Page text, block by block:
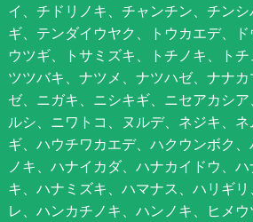
イ、チドリノキ、チャンチン、チン
ギ、テンダイウヤク、トウカエデ、
ウツギ、トサミズキ、トチノキ、ト
ツツバキ、ナツメ、ナツハゼ、ナナ
ゼ、ニガキ、ニシキギ、ニセアカシ
ルシ、ニワトコ、ヌルデ、ネジキ、
ギ、ハウチワカエデ、ハクウンボク
ノキ、ハナイカダ、ハナカイドウ、
キ、ハナミズキ、ハマナス、ハリギ
レ、ハンカチノキ、ハンノキ、ヒメウ